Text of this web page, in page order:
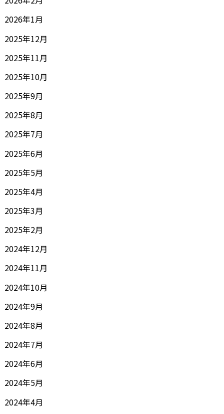
2026年1月
2025年12月
2025年11月
2025年10月
2025年9月
2025年8月
2025年7月
2025年6月
2025年5月
2025年4月
2025年3月
2025年2月
2024年12月
2024年11月
2024年10月
2024年9月
2024年8月
2024年7月
2024年6月
2024年5月
2024年4月